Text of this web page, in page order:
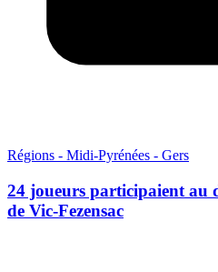
Régions - Midi-Pyrénées - Gers
24 joueurs participaient au
de Vic-Fezensac